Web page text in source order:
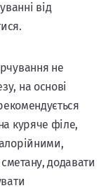
від
не
на основі
куряче філе,
додавати